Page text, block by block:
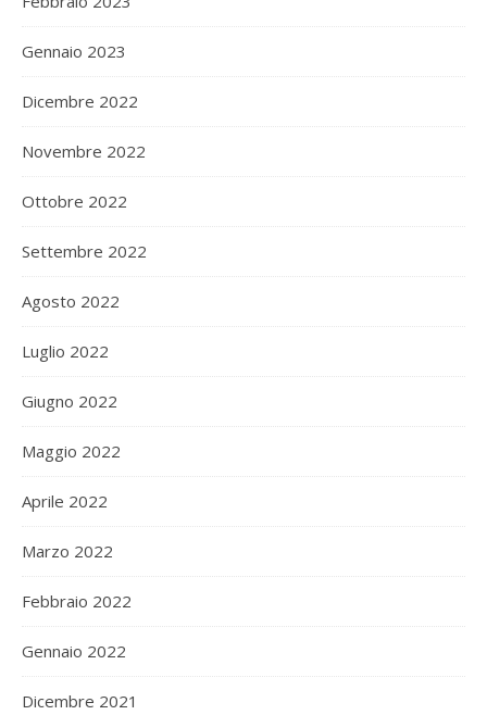
Gennaio 2023
Dicembre 2022
Novembre 2022
Ottobre 2022
Settembre 2022
Agosto 2022
Luglio 2022
Giugno 2022
Maggio 2022
Aprile 2022
Marzo 2022
Febbraio 2022
Gennaio 2022
Dicembre 2021